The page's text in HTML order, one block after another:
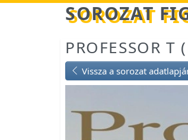
Betöltés... SOROZAT
PROFESSOR T
Vissza a sorozat